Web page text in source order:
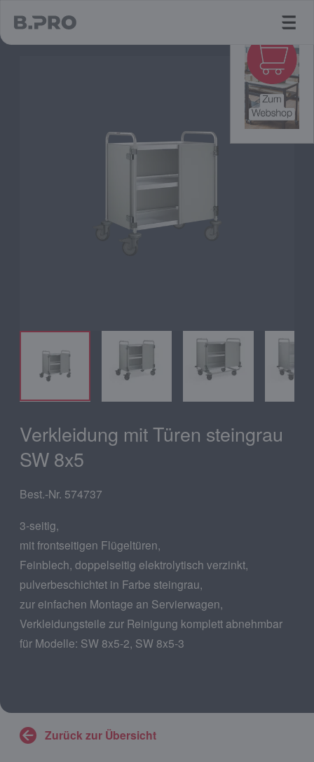
Verkleidung mit Türen steingrau
SW 8x5
Best.-Nr. 574737
3-seitig,
mit frontseitigen Flügeltüren,
Feinblech, doppelseitig elektrolytisch verzinkt,
pulverbeschichtet in Farbe steingrau,
zur einfachen Montage an Servierwagen,
Verkleidungsteile zur Reinigung komplett abnehmbar
für Modelle: SW 8x5-2, SW 8x5-3
Zurück zur Übersicht